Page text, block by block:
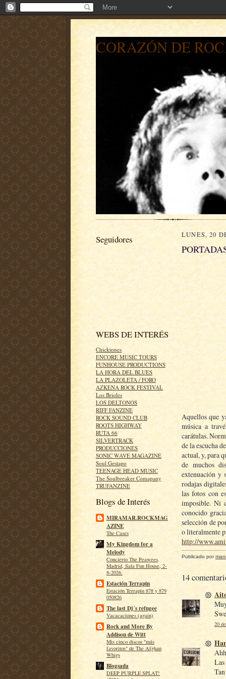
CORAZÓN DE
Seguidores
WEBS DE INTERÉS
Chicktones
ENCORE MUSIC TOURS
FUNHOUSE PRODUCTIONS
LA HORA DEL BLUES
LA PLAZOLETA / FORO
AZKENA ROCK FESTIVAL
Los Brioles
LOS DELTONOS
RIFF FANZINE
ROCK SOUND CLUB
ROOTS HIGHWAY
RUTA 66
SILVERTRACK
PRODUCCIONES
SONIC WAVE MAGAZINE
Soul Gestapo
TEENAGE HEAD MUSIC
The Soulbreaker Comapany
TRUFANZINE
Blogs de Interés
MIRAMAR.ROCKMAG
AZINE
The Cases
My Kingdom for a
Melody
Concierto The Peawees,
Madrid, Sala Fun House, 2-
8-2026.
Estación Terrapin
Estación Terrapin 878 y 879
050826
The last Dj´s refugee
Vacacaciones (again)
Rock and More By
Addison de Witt
Mis cinco discos "más
favoritos" de The Afghan
Whigs
Blogsada
DEEP PURPLE SPLAT!
LUNES, 20
Aquellos que
música a
carátulas.
de la escucha
actual, y, para
de muchos
extenuación y
rodajas
las fotos con
imposible. Ni
conocido
selección de
o literalmente
http://
Publicado por
14
20